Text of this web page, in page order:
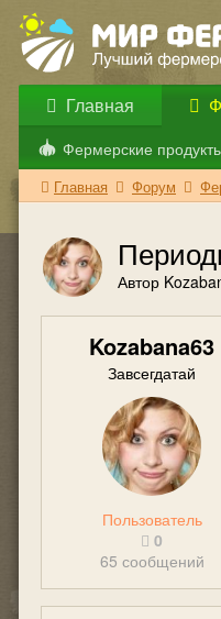
Главная
Фермерские
Главная Форум
Автор
Kozabana63
Завсегдатай
Пользователь
0
65 сообщений